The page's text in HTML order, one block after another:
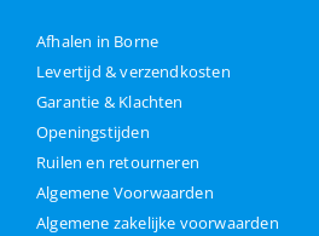
Afhalen in Borne
Levertijd & verzendkosten
Garantie & Klachten
Openingstijden
Ruilen en retourneren
Algemene Voorwaarden
Algemene zakelijke voorwaarden